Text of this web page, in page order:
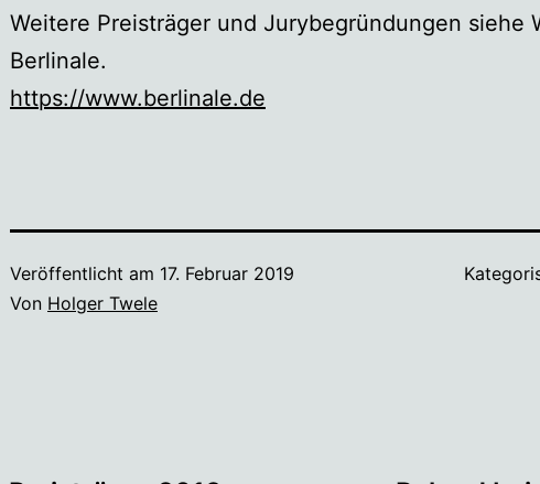
Weitere Preisträger und Jurybegründungen siehe
Berlinale.
https://www.berlinale.de
Veröffentlicht am 17. Februar 2019
Von Holger Twele